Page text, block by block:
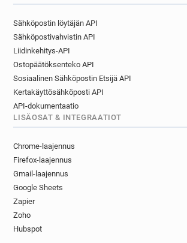
Sähköpostin löytäjän API
Sähköpostivahvistin API
Liidinkehitys-API
Ostopäätöksenteko API
Sosiaalinen Sähköpostin Etsijä API
Kertakäyttösähköposti API
API-dokumentaatio
LISÄOSAT & INTEGRAATIOT
Chrome-laajennus
Firefox-laajennus
Gmail-laajennus
Google Sheets
Zapier
Zoho
Hubspot